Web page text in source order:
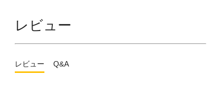
レビュー
レビュー Q&A